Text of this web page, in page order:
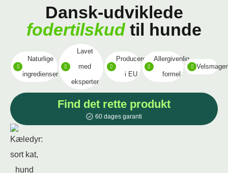
Dansk-udviklede
fodertilskudtil hunde
Naturlige
ingredienser
Lavet
med
eksperter
Produceret
i EU
Allergivenlig
formel
Find det rette produkt
60 dages garanti